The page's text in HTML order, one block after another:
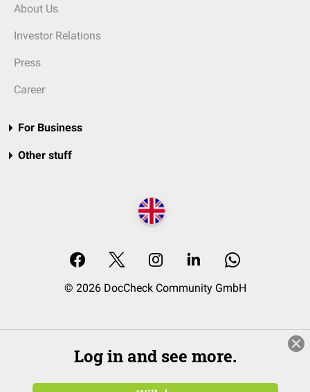
About Us
Investor Relations
Press
Career
For Business
Other stuff
© 2026 DocCheck Community GmbH
Log in and see more.